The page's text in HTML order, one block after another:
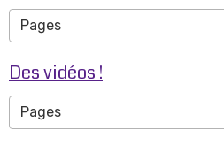
Des vidéos !